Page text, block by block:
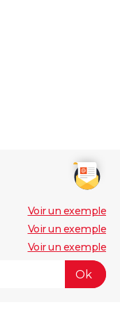
Voir un exemple
Voir un exemple
Voir un exemple